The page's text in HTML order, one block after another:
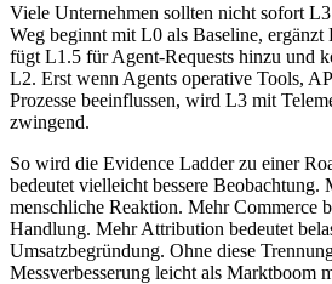
Viele Unternehmen sollten nicht sofort
Weg beginnt mit L0 als Baseline,
fügt L1.5 für Agent-Requests hinzu und
L2. Erst wenn Agents operative Tools,
Prozesse beeinflussen, wird L3 mit
zwingend.
So wird die Evidence Ladder zu einer
bedeutet vielleicht bessere Beobachtung.
menschliche Reaktion. Mehr Commerce
Handlung. Mehr Attribution bedeutet
Umsatzbegründung. Ohne diese
Messverbesserung leicht als Marktboom